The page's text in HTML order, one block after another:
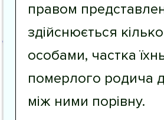
правом
здійснюється
особами, частка
померлого родича
між ними порівну.